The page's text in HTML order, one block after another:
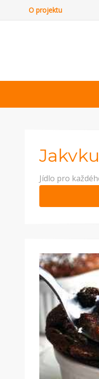
O projektu
Jídlo pro